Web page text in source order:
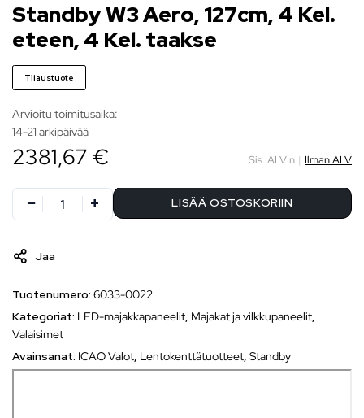
Standby W3 Aero, 127cm, 4 Kel.
eteen, 4 Kel. taakse
Tilaustuote
Arvioitu toimitusaika:
14-21 arkipäivää
2381,67 € Sis. ALV:n | Ilman ALV
LISÄÄ OSTOSKORIIN
Jaa
Tuotenumero: 6033-0022
Kategoriat: LED-majakkapaneelit, Majakat ja vilkkupaneelit,
Valaisimet
Avainsanat: ICAO Valot, Lentokenttätuotteet, Standby